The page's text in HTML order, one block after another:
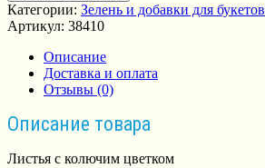
Категории: Зелень и добавки для букетов
Артикул: 38410
Описание
Доставка и оплата
Отзывы (0)
Описание товара
Листья с колючим цветком